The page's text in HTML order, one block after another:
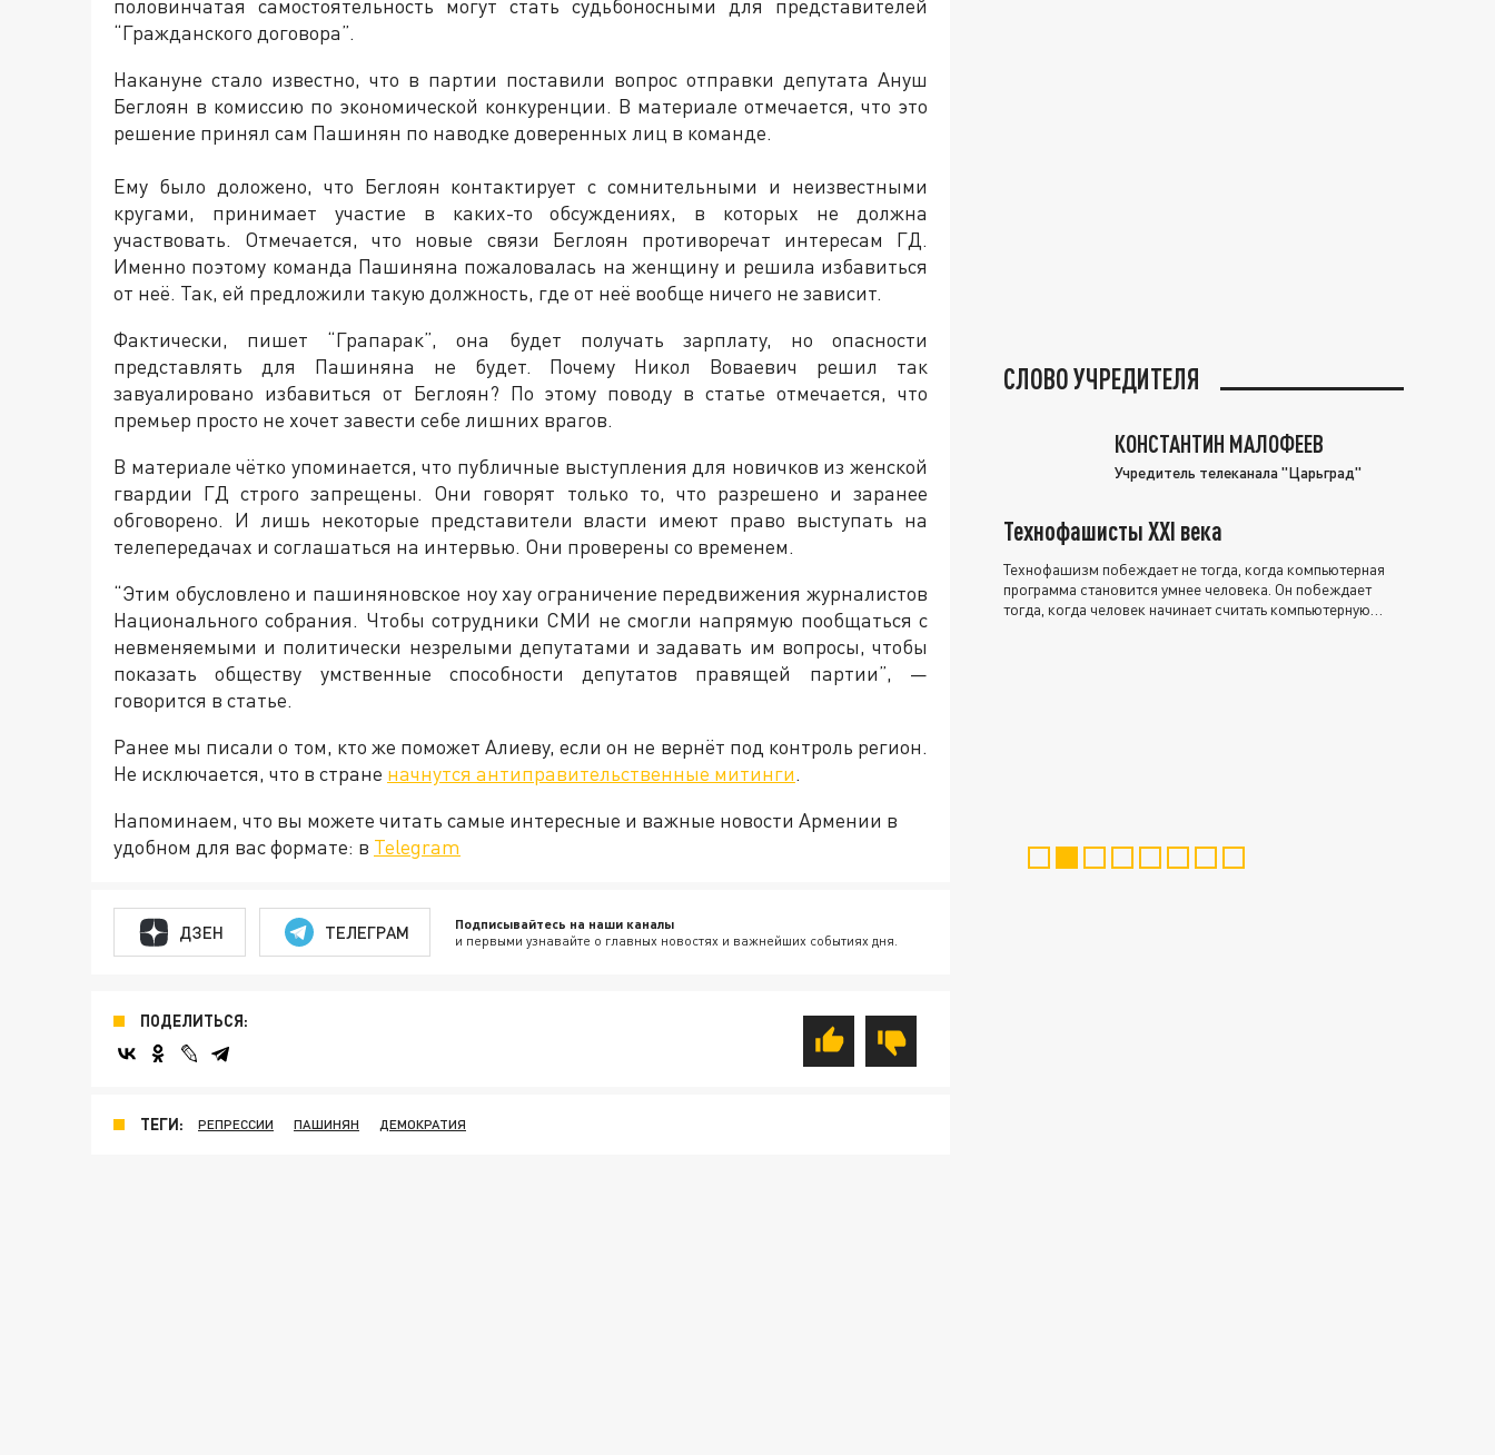
половинчатая самостоятельность могут стать судьбоносными для представителей
“Гражданского договора”.
Накануне стало известно, что в партии поставили вопрос отправки депутата Ануш
Беглоян в комиссию по экономической конкуренции. В материале отмечается, что это
решение принял сам Пашинян по наводке доверенных лиц в команде.
Ему было доложено, что Беглоян контактирует с сомнительными и неизвестными
кругами, принимает участие в каких-то обсуждениях, в которых не должна
участвовать. Отмечается, что новые связи Беглоян противоречат интересам ГД.
Именно поэтому команда Пашиняна пожаловалась на женщину и решила избавиться
от неё. Так, ей предложили такую должность, где от неё вообще ничего не зависит.
Фактически, пишет “Грапарак”, она будет получать зарплату, но опасности
представлять для Пашиняна не будет. Почему Никол Воваевич решил так
завуалировано избавиться от Беглоян? По этому поводу в статье отмечается, что
премьер просто не хочет завести себе лишних врагов.
В материале чётко упоминается, что публичные выступления для новичков из женской
гвардии ГД строго запрещены. Они говорят только то, что разрешено и заранее
обговорено. И лишь некоторые представители власти имеют право выступать на
телепередачах и соглашаться на интервью. Они проверены со временем.
“Этим обусловлено и пашиняновское ноу хау ограничение передвижения журналистов
Национального собрания. Чтобы сотрудники СМИ не смогли напрямую пообщаться с
невменяемыми и политически незрелыми депутатами и задавать им вопросы, чтобы
показать обществу умственные способности депутатов правящей партии”, —
говорится в статье.
Ранее мы писали о том, кто же поможет Алиеву, если он не вернёт под контроль регион.
Не исключается, что в стране начнутся антиправительственные митинги.
Напоминаем, что вы можете читать самые интересные и важные новости Армении в
удобном для вас формате: в Telegram
ДЗЕН ТЕЛЕГРАМ Подписывайтесь на наши каналы
и первыми узнавайте о главных новостях и важнейших событиях дня.
ПОДЕЛИТЬСЯ:
ТЕГИ: РЕПРЕССИИ ПАШИНЯН ДЕМОКРАТИЯ
СЛОВО УЧРЕДИТЕЛЯ
КОНСТАНТИН МАЛОФЕЕВ
Учредитель телеканала "Царьград"
Технофашисты XXI века
Технофашизм побеждает не тогда, когда компьютерная
программа становится умнее человека. Он побеждает
тогда, когда человек начинает считать компьютерную